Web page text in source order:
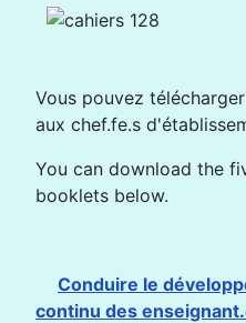
Vous pouvez
aux chef.fe.s
You can download the
booklets below.
Conduire le
continu des